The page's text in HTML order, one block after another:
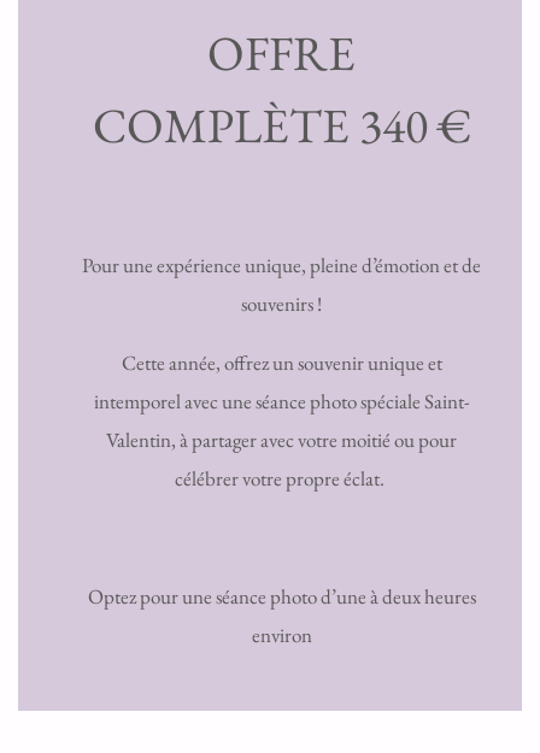
OFFRE
COMPLÈTE 340 €
Pour une expérience unique, pleine d’émotion et de
souvenirs !
Cette année, offrez un souvenir unique et
intemporel avec une séance photo spéciale Saint-
Valentin, à partager avec votre moitié ou pour
célébrer votre propre éclat.
Optez pour une séance photo d’une à deux heures
environ